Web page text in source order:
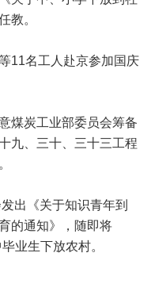
教。
名工人赴京参加国庆
炭工业部委员会筹备
九、三十、三十三工程
《关于知识青年到
的通知》，随即将
业生下放农村。